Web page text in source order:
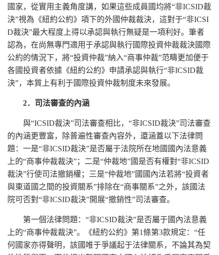
國家，從實用主義角度講，如果這些成員國均將“非ICSID裁
決”視為《紐約公約》項下的外國仲裁裁決，這對于“非ICSI
D裁決”最大程度上得以承認與執行無疑是一項利好。筆者
認為，在尚無專門適用于承認與執行國際投資仲裁裁決國際
公約的情況下，將“投資仲裁”納入“商事仲裁”范疇更加便于
各國投資者依據《紐約公約》申請承認與執行“非ICSID裁
決”，本質上有利于國際投資仲裁制度未來發展。
2．司法審查的內涵
與“ICSID裁決”司法審查相比，“非ICSID裁決”司法審查
的內涵更豐富，除普遍性審查內容外，還涵蓋以下法律問
題：一是“非ICSID裁決”是否屬于法院所在地國國內法意義
上的“商事仲裁裁決”；二是“仲裁地”國是否有權對“非ICSID
裁決”行使司法撤銷權；三是“仲裁地”國國內法若將“投資者
與東道國之間的投資關系”排除在“商事關系”之外，該國法
院可否對“非ICSID裁決”開展“撤銷性”司法審查。
第一個法律問題：“非ICSID裁決”是否屬于國內法意義
上的“商事仲裁裁決”。《紐約公約》第1條第3款規定：“任
何國家亦得聲明，該國唯于爭議起于法律關系，不論其為契